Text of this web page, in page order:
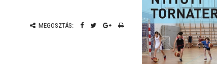
MEGOSZTÁS: